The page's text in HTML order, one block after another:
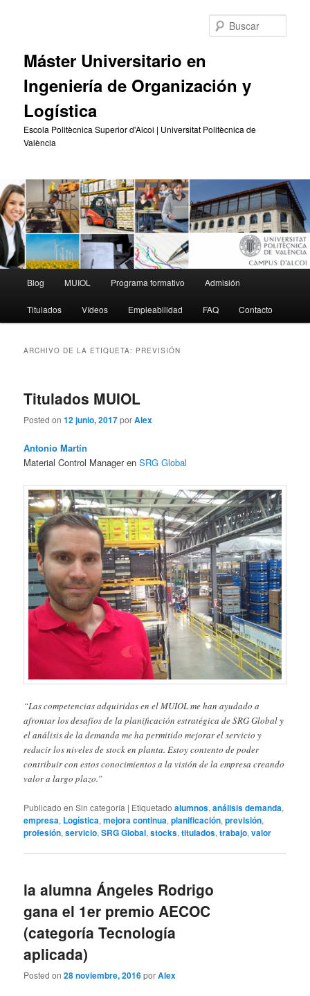
Máster Universitario en
Ingeniería de Organización y
Logística
Escola Politècnica Superior d'Alcoi | Universitat Politècnica de
València
principal
Blog MUIOL Programa formativo Admisión
Titulados Vídeos Empleabilidad FAQ Contacto
ARCHIVO DE LA ETIQUETA: PREVISIÓN
Titulados MUIOL
Posted on12 junio, 2017porAlex
Antonio Martín
Material Control Manager enSRG Global
“Las competencias adquiridas en el MUIOL me han ayudado a
afrontar los desafíos de la planificación estratégica de SRG Global y
el análisis de la demanda me ha permitido mejorar el servicio y
reducir los niveles de stock en planta. Estoy contento de poder
contribuir con estos conocimientos a la visión de la empresa creando
valor a largo plazo.”
Publicado en Sin categoría | Etiquetado alumnos,análisis demanda,
empresa, Logística,mejora continua,planificación,previsión,
profesión,servicio,SRG Global,stocks,titulados,trabajo,valor
la alumna Ángeles Rodrigo
gana el 1er premio AECOC
(categoría Tecnología
aplicada)
Posted on28 noviembre, 2016porAlex